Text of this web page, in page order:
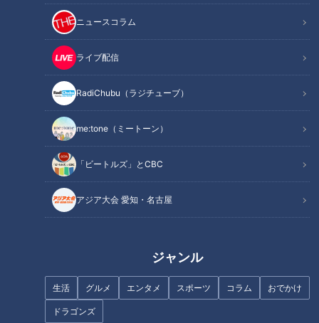
ニュースコラム
ライブ配信
RadiChubu（ラジチューブ）
me:tone（ミートーン）
「ビートルズ」とCBC
アジア大会 愛知・名古屋
ジャンル
生活 グルメ エンタメ スポーツ コラム おでかけ
ドラゴンズ
「認知症」進行を抑えられる病
気に？…認知症治療も新たな時
代！早期発見のポイント【医学
博士 小野賢二郎】
「些細なことで怒る」認知症一
歩手前かも？…「認知症グレー
ゾーン」から回復する方法
「包丁の柄」から“食中毒”…人気